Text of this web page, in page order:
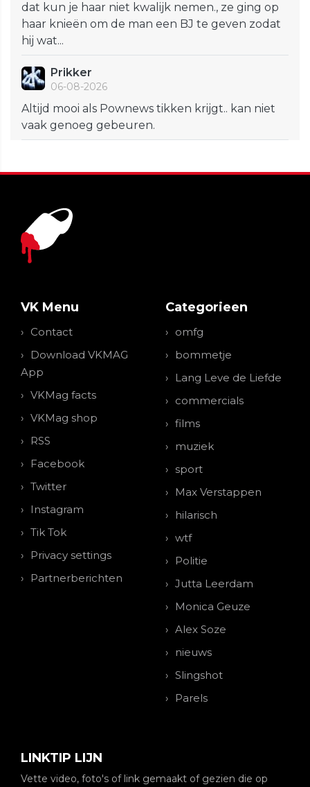
dat kun je haar niet kwalijk nemen., ze ging op
haar knieën om de man een BJ te geven zodat
hij wat...
Prikker
06-08-2026
Altijd mooi als Pownews tikken krijgt.. kan niet
vaak genoeg gebeuren.
VK Menu
Contact
Download VKMAG
App
VKMag facts
VKMag shop
RSS
Facebook
Twitter
Instagram
Tik Tok
Privacy settings
Partnerberichten
Categorieen
omfg
bommetje
Lang Leve de Liefde
commercials
films
muziek
sport
Max Verstappen
hilarisch
wtf
Politie
Jutta Leerdam
Monica Geuze
Alex Soze
nieuws
Slingshot
Parels
LINKTIP LIJN
Vette video, foto's of link gemaakt of gezien die op